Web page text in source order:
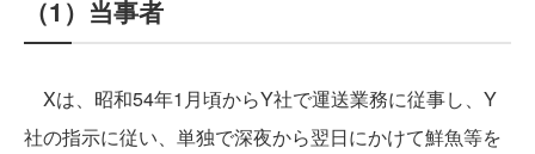
（1）当事者
Xは、昭和54年1月頃からY社で運送業務に従事し、Y
社の指示に従い、単独で深夜から翌日にかけて鮮魚等を